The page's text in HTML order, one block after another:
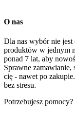
O nas
Dla nas wybór nie jest
produktów w jednym
ponad 7 lat, aby
Sprawne zamawianie,
cię - nawet po
bez stresu.
Potrzebujesz pomocy?